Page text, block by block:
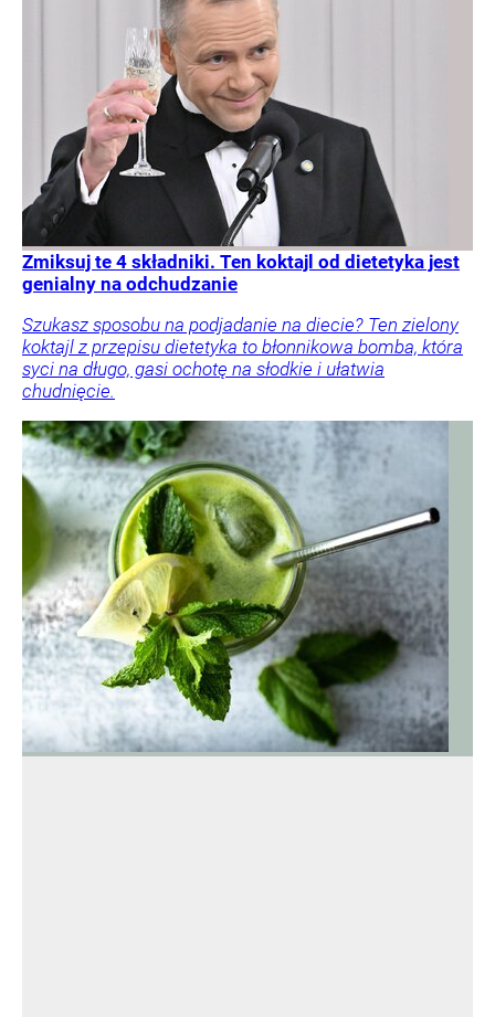
Zmiksuj te 4 składniki. Ten koktajl od dietetyka jest
genialny na odchudzanie
Szukasz sposobu na podjadanie na diecie? Ten zielony
koktajl z przepisu dietetyka to błonnikowa bomba, która
syci na długo, gasi ochotę na słodkie i ułatwia
chudnięcie.